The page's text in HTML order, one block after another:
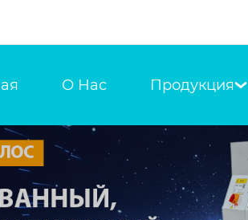
О Hас Продукция